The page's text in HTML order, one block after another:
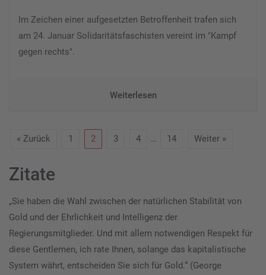
Im Zeichen einer aufgesetzten Betroffenheit trafen sich
am 24. Januar Solidaritätsfaschisten vereint im "Kampf
gegen rechts".
Weiterlesen
« Zurück 1 2 3 4 … 14 Weiter »
Zitate
„Sie haben die Wahl zwischen der natürlichen Stabilität von
Gold und der Ehrlichkeit und Intelligenz der
Regierungsmitglieder. Und mit allem notwendigen Respekt für
diese Gentlemen, ich rate Ihnen, solange das kapitalistische
System währt, entscheiden Sie sich für Gold.“ (George